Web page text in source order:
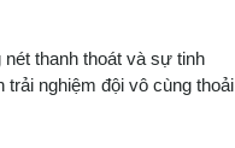
thanh thoát và sự tinh
nghiệm đội vô cùng thoải